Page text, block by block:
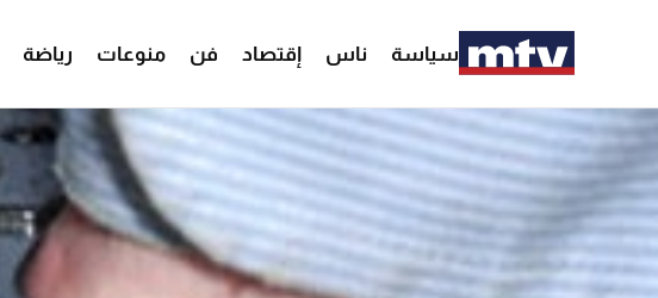
سياسة ناس إقتصاد فن منوعات رياضة